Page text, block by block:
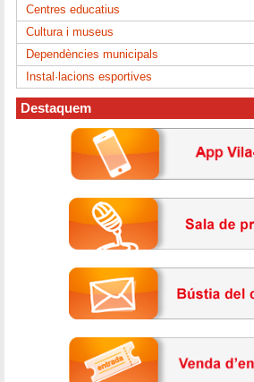
Centres educatius
Cultura i museus
Dependències municipals
Instal·lacions esportives
Destaquem